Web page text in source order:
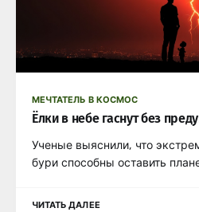
МЕЧТАТЕЛЬ В КОСМОС
Ёлки в небе гаснут без
Ученые выяснили, что
бури способны оставить
ЧИТАТЬ ДАЛЕЕ